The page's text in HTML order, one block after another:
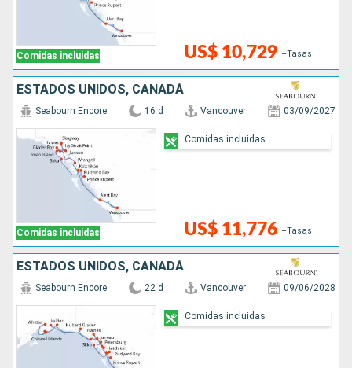
Comidas incluidas US$ 10,729 +Tasas
ESTADOS UNIDOS, CANADÁ
Comidas incluidas
Seabourn Encore 16 d Vancouver 03/09/2027
US$ 11,776 +Tasas
Comidas incluidas
ESTADOS UNIDOS, CANADÁ
Seabourn Encore 22 d Vancouver 09/06/2028
Comidas incluidas